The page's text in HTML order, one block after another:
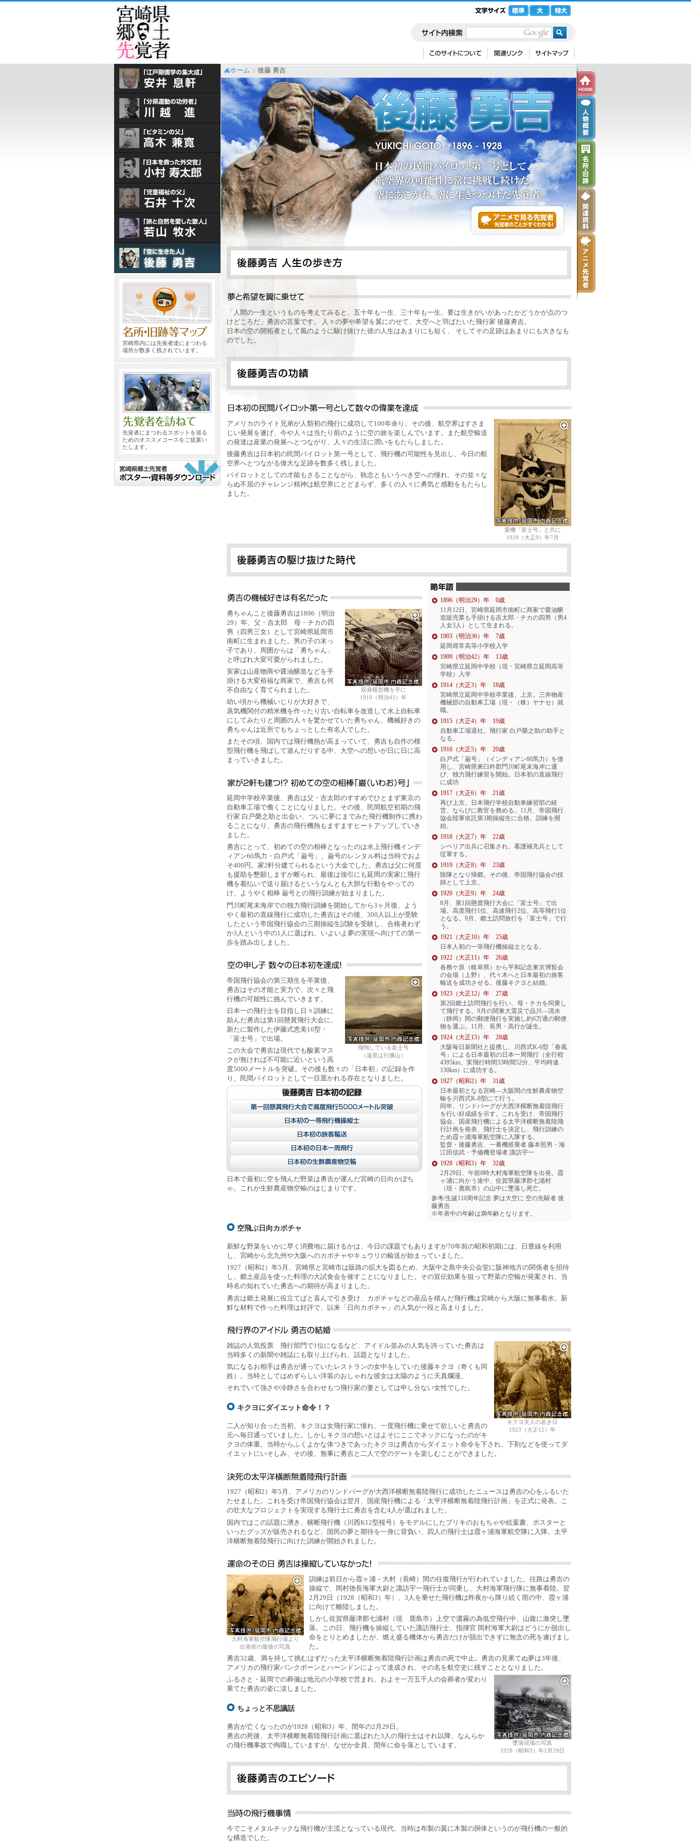
宮崎県内には先覚者達にまつわる
場所が数多く残されています。
先覚者にまつわるスポットを巡る
ためのオススメコースをご提案い
たします。
ホーム 後藤 勇吉
「人間の一生というものを考えてみると、五十年も一生、三十年も一生。要は生きがいがあったかどうかが点のつ
けどころだ」勇吉の言葉です。 人々の夢や希望を翼にのせて、大空へと羽ばたいた飛行家 後藤勇吉。
日本の空の開拓者として風のように駆け抜けた彼の人生はあまりにも短く、 そしてその足跡はあまりにも大きなも
のでした。
愛機「富士号」と共に
1920（大正9）年7月
アメリカのライト兄弟が人類初の飛行に成功して100年余り。その後、航空界はすさま
じい発展を遂げ、今や人々は当たり前のように空の旅を楽しんでいます。また航空輸送
の発達は産業の発展へとつながり、人々の生活に潤いをもたらしました。
後藤勇吉は日本初の民間パイロット第一号として、飛行機の可能性を見出し、今日の航
空界へとつながる偉大な足跡を数多く残しました。
パイロットとしての才能もさることながら、執念ともいうべき空への憧れ、その並々な
らぬ不屈のチャレンジ精神は航空界にとどまらず、多くの人々に勇気と感動をもたらし
ました。
1896（明治29）年 0歳
11月12日、宮崎県延岡市南町に商家で醤油醸
造販売業も手掛ける吉太郎・チカの四男（男4
人女3人）として生まれる。
1903（明治36）年 7歳
延岡尋常高等小学校入学
1909（明治42）年 13歳
宮崎県立延岡中学校（現・宮崎県立延岡高等
学校）入学
1914（大正3）年 18歳
宮崎県立延岡中学校卒業後、上京。三井物産
機械部の自動車工場（現・（株）ヤナセ）就
職。
1915（大正4）年 19歳
自動車工場退社。飛行家 白戸榮之助の助手と
なる。
1916（大正5）年 20歳
白戸式「巌号」（インディアン60馬力）を借
用し、宮崎県東臼杵郡門川町尾末海岸に運
び、独力飛行練習を開始。日本初の直線飛行
に成功
1917（大正6）年 21歳
再び上京。日本飛行学校自動車練習部の経
営、ならびに教官を務める。11月、帝国飛行
協会陸軍依託第3期操縦生に合格。訓練を開
始。
1918（大正7）年 22歳
シベリア出兵に召集され、看護補充兵として
従軍する。
1919（大正8）年 23歳
除隊となり帰郷。その後、帝国飛行協会の技
師として上京。
1920（大正9）年 24歳
8月、第1回懸賞飛行大会に「富士号」で出
場。高度飛行1位、高速飛行2位、高等飛行1位
となる。9月、郷土訪問旅行を「富士号」で行
う。
1921（大正10）年 25歳
日本人初の一等飛行機操縦士となる。
1922（大正11）年 26歳
各務ケ原（岐阜県）から平和記念東京博覧会
の会場（上野）、代々木へと日本最初の旅客
輸送を成功させる。後藤キクヨと結婚。
1923（大正12）年 27歳
第2回郷土訪問飛行を行い、母・チカを同乗し
て飛行する。9月の関東大震災で品川―清水
（静岡）間の郵便飛行を実施し約6万通の郵便
物を運ぶ。11月、長男・高行が誕生。
1924（大正13）年 28歳
大阪毎日新聞社と提携し、川西式K-6型「春風
号」による日本最初の日本一周飛行（全行程
4395km、実飛行時間33時間52分、平均時速
130km）に成功する。
1927（昭和2）年 31歳
日本最初となる宮崎―大阪間の生鮮農産物空
輸を川西式K-8型にて行う。
同年、リンドバーグが大西洋横断無着陸飛行
を行い好成績を示す。これを受け、帝国飛行
協会、国産飛行機による太平洋横断無着陸飛
行計画を発表、飛行士を決定し、飛行訓練の
ため霞ヶ浦海軍航空隊に入隊する。
監督・後藤勇吉、一番機搭乗者 藤本照男・海
江田信武・予備機登場者 諏訪宇一
1928（昭和3）年 32歳
2月29日、午前8時大村海軍航空隊を出発。霞
ヶ浦に向かう途中、佐賀県藤津郡七浦村
（現・鹿島市）の山中に墜落し死亡。
参考/生誕110周年記念 夢は大空に 空の先駆者 後
藤勇吉
※年表中の年齢は満年齢となります。
双発模型機を手に
1910（明治43）年
勇ちゃんこと後藤勇吉は1896（明治
29）年、父・吉太郎 母・チカの四
男（四男三女）として宮崎県延岡市
南町に生まれました。男の子の末っ
子であり、周囲からは「勇ちゃん」
と呼ばれ大変可愛がられました。
実家は山産物商や醤油醸造などを手
掛ける大変裕福な商家で、勇吉も何
不自由なく育てられました。
幼い頃から機械いじりが大好きで、
蒸気機関付の精米機を作ったり古い自転車を改造して水上自転車
にしてみたりと周囲の人々を驚かせていた勇ちゃん、機械好きの
勇ちゃんは近所でもちょっとした有名人でした。
またその頃、国内では飛行機熱が高まっていて、勇吉も自作の模
型飛行機を飛ばして遊んだりする中、大空への想いが日に日に高
まっていきました。
延岡中学校卒業後、勇吉は父・吉太郎のすすめでひとまず東京の
自動車工場で働くことになりました。その後、民間航空初期の飛
行家 白戸榮之助と出会い、ついに夢にまでみた飛行機制作に携わ
ることになり、勇吉の飛行機熱もますますヒートアップしていき
ました。
勇吉にとって、初めての空の相棒となったのは水上飛行機インデ
ィアン60馬力・白戸式「巌号」。巌号のレンタル料は当時でおよ
そ400円。家2軒分建てられるという大金でした。勇吉は父に何度
も援助を懇願しますが断られ、最後は強引にも延岡の実家に飛行
機を着払いで送り届けるというなんとも大胆な行動をやっての
け、ようやく相棒 巌号との飛行訓練が始まりました。
門川町尾末海岸での独力飛行訓練を開始してから3ヶ月後、よう
やく最初の直線飛行に成功した勇吉はその後、300人以上が受験
したという帝国飛行協会の三期操縦生試験を受験し、合格者わず
か3人という中の1人に選ばれ、いよいよ夢の実現へ向けての第一
歩を踏み出しました。
飛翔している富士号
（遠景は行縢山）
帝国飛行協会の第三期生を卒業後、
勇吉はその才能と実力で、次々と飛
行機の可能性に挑んでいきます。
日本一の飛行士を目指し日々訓練に
励んだ勇吉は第1回懸賞飛行大会に、
新たに製作した伊藤式恵美16型・
「富士号」で出場。
この大会で勇吉は現代でも酸素マス
クが無ければ不可能に近いという高
度5000メートルを突破。その後も数々の「日本初」の記録を作
り、民間パイロットとして一目置かれる存在となりました。
日本で最初に空を飛んだ野菜は勇吉が運んだ宮崎の日向かぼち
ゃ。これが生鮮農産物空輸のはじまりです。
空飛ぶ日向カボチャ
新鮮な野菜をいかに早く消費地に届けるかは、今日の課題でもありますが70年前の昭和初期には、日豊線を利用
し、宮崎から北九州や大阪へのカボチャやキュウリの輸送が始まっていました。
1927（昭和2）年5月、宮崎県と宮崎市は販路の拡大を図るため、大阪中之島中央公会堂に阪神地方の関係者を招待
し、郷土産品を使った料理の大試食会を催すことになりました。その宣伝効果を狙って野菜の空輸が発案され、当
時名の知れていた勇吉への期待が高まりました。
勇吉は郷土発展に役立てばと喜んで引き受け、カボチャなどの産品を積んだ飛行機は宮崎から大阪に無事着水。新
鮮な材料で作った料理は好評で、以来「日向カボチャ」の人気が一段と高まりました。
キクヨ夫人の若き日
1923（大正12）年
雑誌の人気投票 飛行部門で1位になるなど、アイドル並みの人気を誇っていた勇吉は
当時多くの新聞や雑誌にも取り上げられ、話題となりました。
気になるお相手は勇吉が通っていたレストランの女中をしていた後藤キクヨ（奇くも同
姓）。当時としてはめずらしい洋装のおしゃれな彼女は太陽のように天真爛漫。
それでいて強さや冷静さを合わせもつ飛行家の妻としては申し分ない女性でした。
キクヨにダイエット命令！ ？
二人が知り合った当初、キクヨは女飛行家に憧れ、一度飛行機に乗せて欲しいと勇吉の
元へ毎日通っていました。しかしキクヨの想いとはよそにここでネックになったのがキ
クヨの体重。当時からふくよかな体つきであったキクヨは勇吉からダイエット命令を下され、下剤などを使ってダ
イエットにいそしみ、その後、無事に勇吉と二人で空のデートを楽しむことができました。
1927（昭和2）年5月、アメリカのリンドバーグが大西洋横断無着陸飛行に成功したニュースは勇吉の心をふるいた
たせました。これを受け帝国飛行協会は翌月、国産飛行機による「太平洋横断無着陸飛行計画」を正式に発表。こ
の壮大なプロジェクトを実現する飛行士に勇吉を含む4人が選ばれました。
国内ではこの話題に湧き、横断飛行機（川西K12型桜号）をモデルにしたブリキのおもちゃや絵葉書、ポスターと
いったグッズが販売されるなど、国民の夢と期待を一身に背負い、四人の飛行士は霞ヶ浦海軍航空隊に入隊。太平
洋横断無着陸飛行に向けた訓練が開始されました。
大村海軍航空隊飛行場より
出発前の最後の写真
訓練は前日から霞ヶ浦－大村（長崎）間の往復飛行が行われていました。往路は勇吉の
操縦で、岡村徳長海軍大尉と諏訪宇一飛行士が同乗し、大村海軍飛行隊に無事着陸。翌
2月29日（1928（昭和3）年）、3人を乗せた飛行機は昨夜から降り続く雨の中、霞ヶ浦
に向けて離陸しました。
しかし佐賀県藤津郡七浦村（現 鹿島市）上空で濃霧の為低空飛行中、山腹に激突し墜
落。この日、飛行機を操縦していた諏訪飛行士、指揮官 岡村海軍大尉はどうにか脱出し
命をとりとめましたが、燃え盛る機体から勇吉だけが脱出できずに無念の死を遂げまし
た。
勇吉32歳、満を持して挑むはずだった太平洋横断無着陸飛行計画は勇吉の死で中止。勇吉の見果てぬ夢は3年後、
アメリカの飛行家バンクボーンとハーンドンによって達成され、その名を航空史に残すこととなりました。
墜落現場の写真
1928（昭和3）年2月29日
ふるさと・延岡での葬儀は地元の小学校で営まれ、およそ一万五千人の会葬者が変わり
果てた勇吉の姿に涙しました。
ちょっと不思議話
勇吉が亡くなったのが1928（昭和3）年、閏年の2月29日。
勇吉の死後、太平洋横断無着陸飛行計画に選ばれた3人の飛行士はそれ以降、なんらか
の飛行機事故で殉職していますが、なぜか全員、閏年に命を落としています。
今でこそメタルチックな飛行機が主流となっている現代、当時は布製の翼に木製の胴体というのが飛行機の一般的
な構造でした。